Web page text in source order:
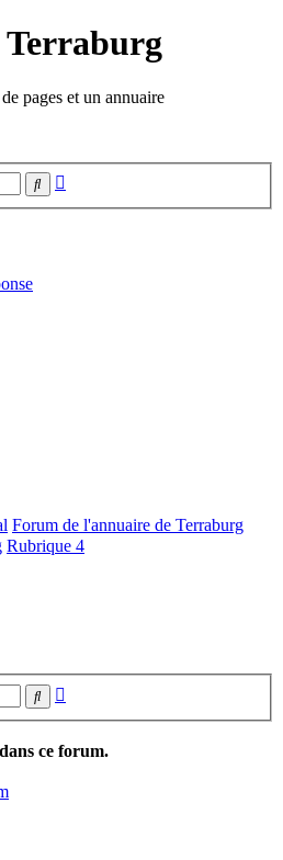
Terraburg
pages et un annuaire
Rechercher
Forum de l'annuaire de Terraburg
Rubrique 4
Rechercher
ce forum.